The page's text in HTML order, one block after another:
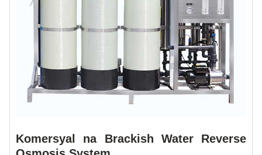
Komersyal na Brackish Water Reverse